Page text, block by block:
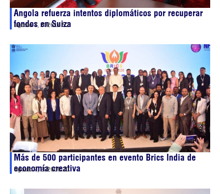
Angola refuerza intentos diplomáticos por recuperar
fondos en Suiza
agosto 7, 202614:52
Más de 500 participantes en evento Brics India de
economía creativa
agosto 7, 202606:20